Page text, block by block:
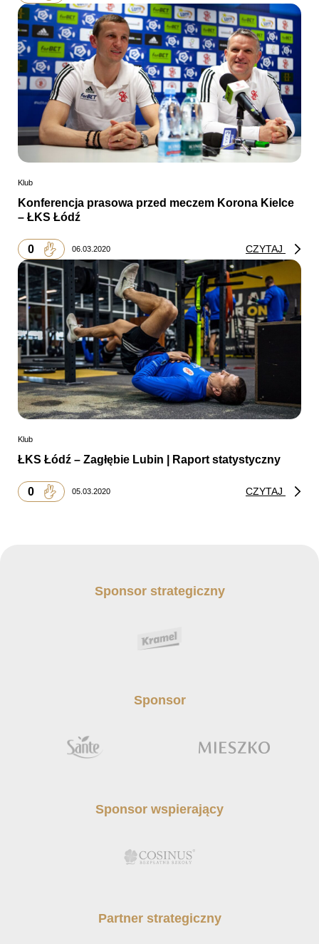
Klub
Konferencja prasowa przed meczem Korona Kielce
– ŁKS Łódź
0 06.03.2020 CZYTAJ
Klub
ŁKS Łódź – Zagłębie Lubin | Raport statystyczny
0 05.03.2020 CZYTAJ
Sponsor strategiczny
Sponsor
Sponsor wspierający
Partner strategiczny